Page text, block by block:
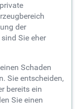
der
Sie eher
Schaden
Sie entscheiden,
bereits ein
Sie einen